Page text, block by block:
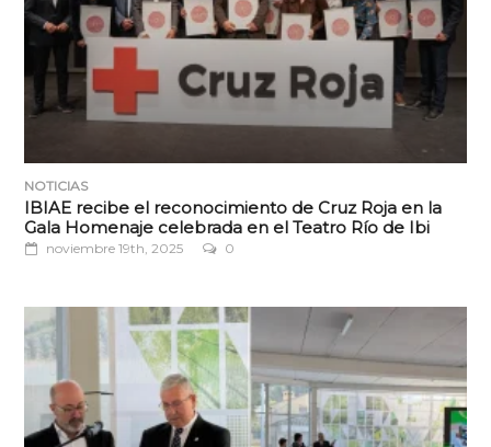
NOTICIAS
IBIAE recibe el reconocimiento de Cruz Roja en la
Gala Homenaje celebrada en el Teatro Río de Ibi
noviembre 19th, 2025 0